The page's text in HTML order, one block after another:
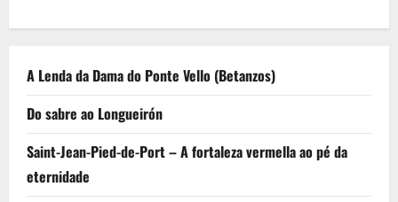
A Lenda da Dama do Ponte Vello (Betanzos)
Do sabre ao Longueirón
Saint-Jean-Pied-de-Port – A fortaleza vermella ao pé da
eternidade